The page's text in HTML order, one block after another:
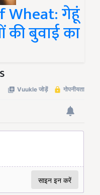
Wheat: गेहूं
की बुवाई का